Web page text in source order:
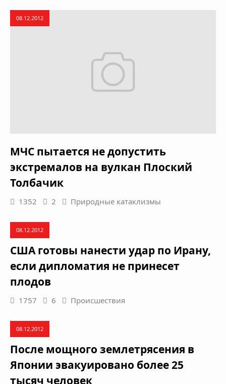
08.12.2012
МЧС пытается не допустить
экстремалов на вулкан Плоский
Толбачик
1352 2 Природные катаклизмы
08.12.2012
США готовы нанести удар по Ирану,
если дипломатия не принесет
плодов
1757 6 Происшествия
08.12.2012
После мощного землетрясения в
Японии эвакуировано более 25
тысяч человек